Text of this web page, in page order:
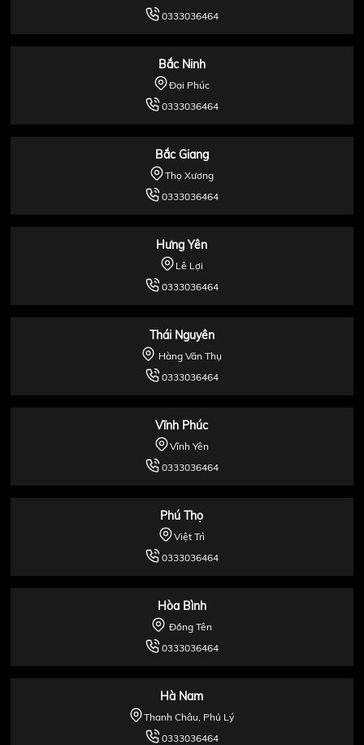
0333036464
Bắc Ninh
Đại Phúc
0333036464
Bắc Giang
Thọ Xương
0333036464
Hưng Yên
Lê Lợi
0333036464
Thái Nguyên
Hàng Văn Thụ
0333036464
Vĩnh Phúc
Vĩnh Yên
0333036464
Phú Thọ
Việt Trì
0333036464
Hòa Bình
Đồng Tên
0333036464
Hà Nam
Thanh Châu, Phủ Lý
0333036464